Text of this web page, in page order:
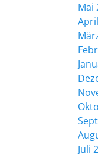
Mai
Juli